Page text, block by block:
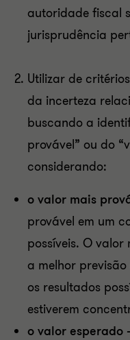
autoridade fiscal
jurisprudência
Utilizar de
da incerteza
buscando a
provável” ou do
considerando:
o valor mais
provável em um
possíveis. O
a melhor
os resultados
estiverem
o valor esperado